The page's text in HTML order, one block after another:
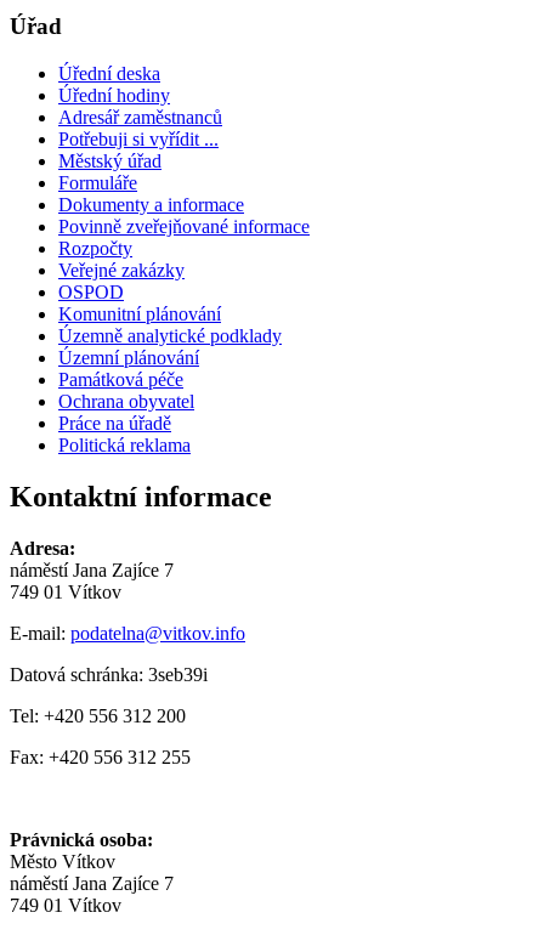
Úřad
Úřední deska
Úřední hodiny
Adresář zaměstnanců
Potřebuji si vyřídit ...
Městský úřad
Formuláře
Dokumenty a informace
Povinně zveřejňované informace
Rozpočty
Veřejné zakázky
OSPOD
Komunitní plánování
Územně analytické podklady
Územní plánování
Památková péče
Ochrana obyvatel
Práce na úřadě
Politická reklama
Kontaktní informace
Adresa:
náměstí Jana Zajíce 7
749 01 Vítkov
E-mail: podatelna@vitkov.info
Datová schránka: 3seb39i
Tel: +420 556 312 200
Fax: +420 556 312 255
Právnická osoba:
Město Vítkov
náměstí Jana Zajíce 7
749 01 Vítkov